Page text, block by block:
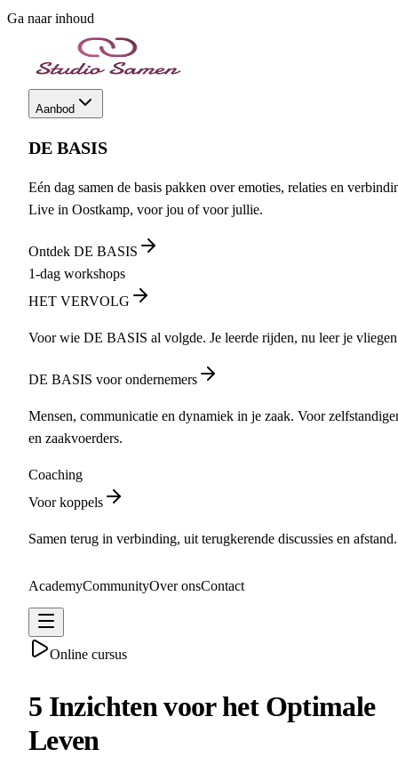
Ga naar inhoud
Aanbod
DE BASIS
Eén dag samen de basis pakken over emoties, relaties en
Live in Oostkamp, voor jou of voor jullie.
Ontdek DE BASIS
1-dag workshops
HET VERVOLG
Voor wie DE BASIS al volgde. Je leerde rijden, nu leer je
DE BASIS voor ondernemers
Mensen, communicatie en dynamiek in je zaak. Voor
en zaakvoerders.
Coaching
Voor koppels
Samen terug in verbinding, uit terugkerende discussies en afstand.
AcademyCommunityOver onsContact
Online cursus
5 Inzichten voor het Optimale
Leven